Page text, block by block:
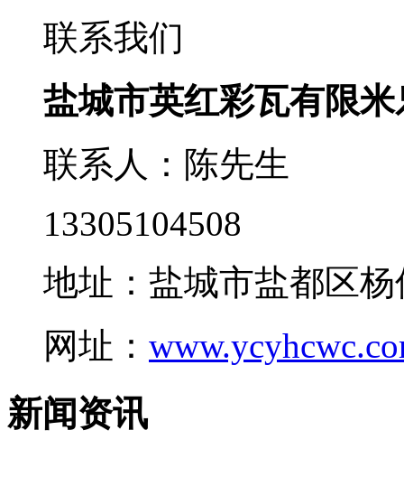
联系我们
盐城市英红彩瓦有限
联系人：陈先生
13305104508
地址：盐城市盐都区
网址：
新闻资讯